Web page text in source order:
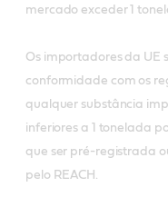
mercado exceder 1
Os importadores da UE
conformidade com os
qualquer substância
inferiores a 1 tonelada
que ser pré-registrada
pelo REACH.